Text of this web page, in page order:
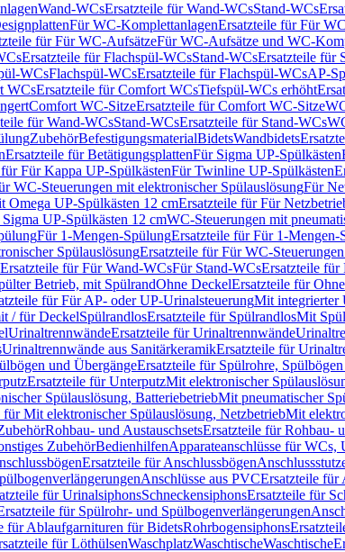
Wand-WCsErsatzteile für Wand-WCsStand-WCs
Für WC-KomplettanlagenErsatzteile für Für
für Für WC-AufsätzeFür WC-Aufsätze und WC-
Ersatzteile für Flachspül-WCsStand-WCsErsatzteile für
WCsFlachspül-WCsErsatzteile für Flachspül-WCsAP-
WCsErsatzteile für Comfort WCsTiefspül-WCs erhöht
Comfort WC-SitzeErsatzteile für Comfort WC-Sitze
für Wand-WCsStand-WCsErsatzteile für Stand-WCs
ZubehörBefestigungsmaterialBidetsWandbidets
Ersatzteile für BetätigungsplattenFür Sigma UP-Spülkästen
Für Kappa UP-SpülkästenFür Twinline UP-Spülkästen
WC-Steuerungen mit elektronischer SpülauslösungFür
Omega UP-Spülkästen 12 cmErsatzteile für Für
UP-Spülkästen 12 cmWC-Steuerungen mit
Für 1-Mengen-SpülungErsatzteile für Für 1-Mengen-
SpülauslösungErsatzteile für Für WC-
Ersatzteile für Für Wand-WCsFür Stand-WCsErsatzteile für
Betrieb, mit SpülrandOhne DeckelErsatzteile für
für Für AP- oder UP-UrinalsteuerungMit integrierter
/ für DeckelSpülrandlosErsatzteile für SpülrandlosMit
UrinaltrennwändeErsatzteile für Urinaltrennwände
Urinaltrennwände aus SanitärkeramikErsatzteile für
und ÜbergängeErsatzteile für Spülrohre,
Ersatzteile für UnterputzMit elektronischer
Spülauslösung, BatteriebetriebMit pneumatischer
für Mit elektronischer Spülauslösung, NetzbetriebMit
Rohbau- und AustauschsetsErsatzteile für Rohbau-
ZubehörBedienhilfenApparateanschlüsse für WCs,
Ersatzteile für Anschlussbögen
Anschlüsse aus PVCErsatzteile für
für UrinalsiphonsSchneckensiphonsErsatzteile für
für Spülrohr- und Spülbogenverlängerungen
für Ablaufgarnituren für BidetsRohrbogensiphons
für LöthülsenWaschplatzWaschtischeWaschtische